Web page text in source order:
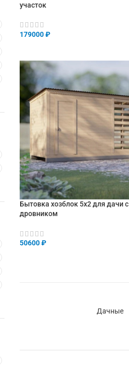
участок
179000₽
Бытовка хозблок 5х2 для дачи с
дровником
50600₽
Дачные